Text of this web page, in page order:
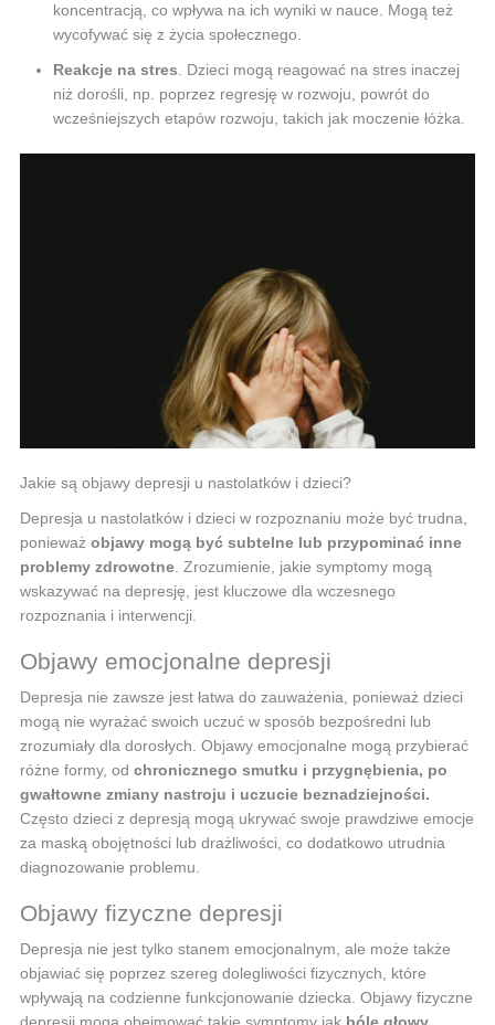
koncentracją, co wpływa na ich wyniki w nauce. Mogą też
wycofywać się z życia społecznego.
Reakcje na stres . Dzieci mogą reagować na stres inaczej
niż dorośli, np. poprzez regresję w rozwoju, powrót do
wcześniejszych etapów rozwoju, takich jak moczenie łóżka.
Jakie są objawy depresji u nastolatków i dzieci?
Depresja u nastolatków i dzieci w rozpoznaniu może być trudna,
ponieważ objawy mogą być subtelne lub przypominać inne
problemy zdrowotne. Zrozumienie, jakie symptomy mogą
wskazywać na depresję, jest kluczowe dla wczesnego
rozpoznania i interwencji.
Objawy emocjonalne depresji
Depresja nie zawsze jest łatwa do zauważenia, ponieważ dzieci
mogą nie wyrażać swoich uczuć w sposób bezpośredni lub
zrozumiały dla dorosłych. Objawy emocjonalne mogą przybierać
różne formy, od chronicznego smutku i przygnębienia, po
gwałtowne zmiany nastroju i uczucie beznadziejności.
Często dzieci z depresją mogą ukrywać swoje prawdziwe emocje
za maską obojętności lub drażliwości, co dodatkowo utrudnia
diagnozowanie problemu.
Objawy fizyczne depresji
Depresja nie jest tylko stanem emocjonalnym, ale może także
objawiać się poprzez szereg dolegliwości fizycznych, które
wpływają na codzienne funkcjonowanie dziecka. Objawy fizyczne